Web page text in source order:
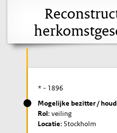
* - 1896
Mogelijke bezitter /
Rol: veiling
Locatie: Stockholm